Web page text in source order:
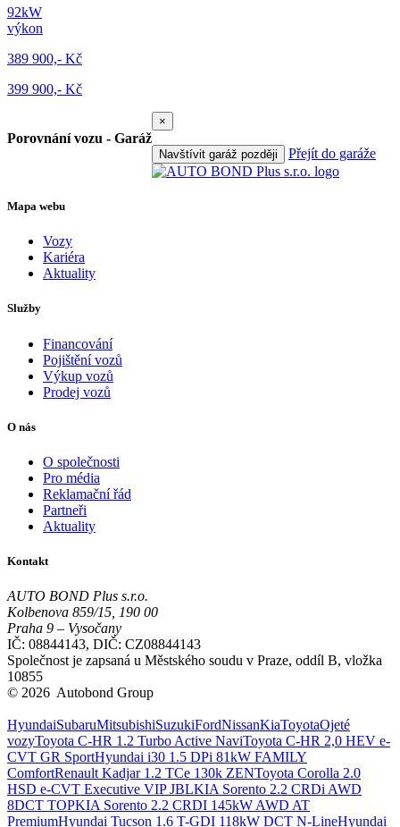
92kW
výkon
389 900,- Kč
399 900,- Kč
Porovnání vozu - Garáž
×
Navštívit garáž později Přejít do garáže
Mapa webu
Vozy
Kariéra
Aktuality
Služby
Financování
Pojištění vozů
Výkup vozů
Prodej vozů
O nás
O společnosti
Pro média
Reklamační řád
Partneři
Aktuality
Kontakt
AUTO BOND Plus s.r.o.
Kolbenova 859/15, 190 00
Praha 9 – Vysočany
IČ: 08844143, DIČ: CZ08844143
Společnost je zapsaná u Městského soudu v Praze, oddíl B, vložka
10855
© 2026 Autobond Group
HyundaiSubaruMitsubishiSuzukiFordNissanKiaToyotaOjeté
vozyToyota C-HR 1.2 Turbo Active NaviToyota C-HR 2,0 HEV e-
CVT GR SportHyundai i30 1.5 DPi 81kW FAMILY
ComfortRenault Kadjar 1.2 TCe 130k ZENToyota Corolla 2.0
HSD e-CVT Executive VIP JBLKIA Sorento 2.2 CRDi AWD
8DCT TOPKIA Sorento 2.2 CRDI 145kW AWD AT
PremiumHyundai Tucson 1.6 T-GDI 118kW DCT N-LineHyundai